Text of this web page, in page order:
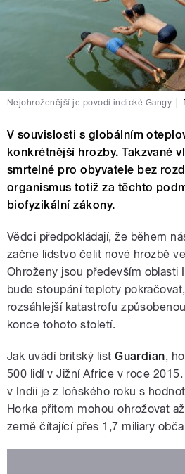
Nejohroženější je povodí indické Gangy
V souvislosti s globálním
konkrétnější hrozby. Takzvané
smrtelné pro obyvatele bez
organismus totiž za těchto
biofyzikální zákony.
Vědci předpokládají, že během
začne lidstvo čelit nové hrozbě
Ohroženy jsou především oblasti
bude stoupání teploty
rozsáhlejší katastrofu
konce tohoto století.
Jak uvádí britský listGuardian,
500 lidí v Jižní Africe v roce
v Indii je z loňského roku s
Horka přitom mohou ohrožovat
země čítající přes 1,7 miliary